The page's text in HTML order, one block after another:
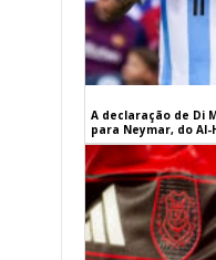
A declaração de Di
para Neymar, do Al-